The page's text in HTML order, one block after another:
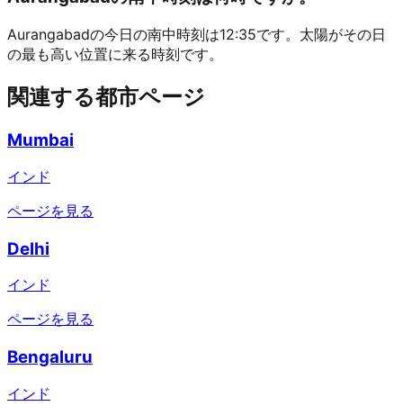
Aurangabadの今日の南中時刻は12:35です。太陽がその日
の最も高い位置に来る時刻です。
関連する都市ページ
Mumbai
インド
ページを見る
Delhi
インド
ページを見る
Bengaluru
インド